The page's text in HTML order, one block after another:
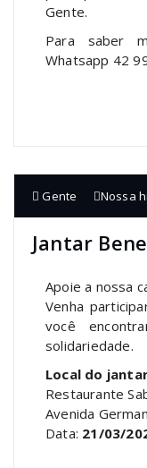
Gente.
Para saber
Whatsapp 42
Gente Nossa
Jantar
Apoie a nossa
Venha
você
solidariedade.
Local do
Restaurante
Avenida
Data: 21/03/